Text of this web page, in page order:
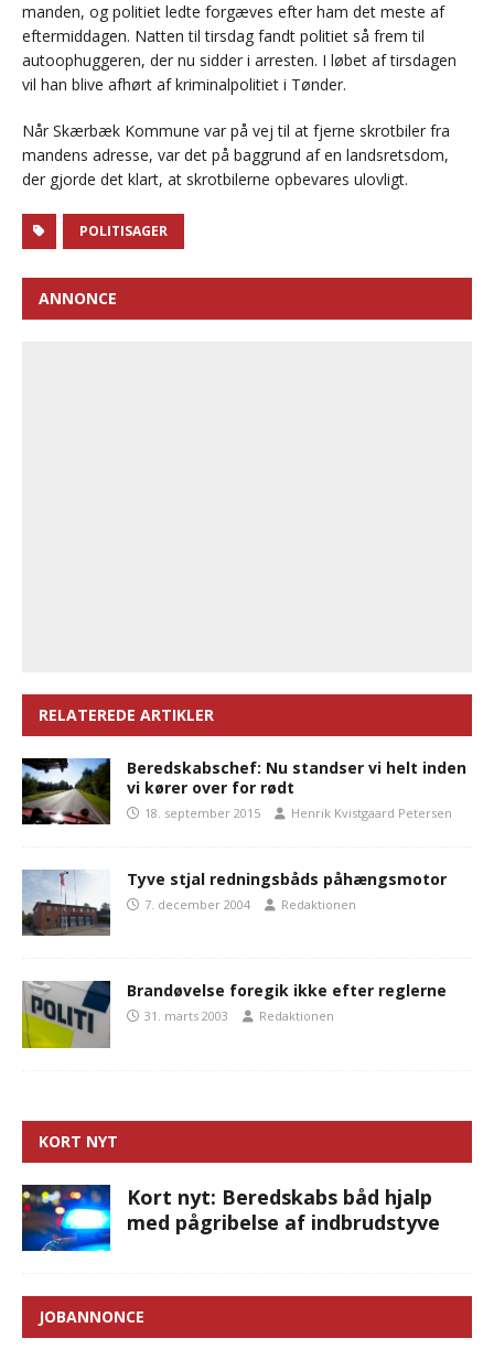
manden, og politiet ledte forgæves efter ham det meste af
eftermiddagen. Natten til tirsdag fandt politiet så frem til
autoophuggeren, der nu sidder i arresten. I løbet af tirsdagen
vil han blive afhørt af kriminalpolitiet i Tønder.
Når Skærbæk Kommune var på vej til at fjerne skrotbiler fra
mandens adresse, var det på baggrund af en landsretsdom,
der gjorde det klart, at skrotbilerne opbevares ulovligt.
POLITISAGER
ANNONCE
RELATEREDE ARTIKLER
Beredskabschef: Nu standser vi helt inden
vi kører over for rødt
18. september 2015 Henrik Kvistgaard Petersen
Tyve stjal redningsbåds påhængsmotor
7. december 2004 Redaktionen
Brandøvelse foregik ikke efter reglerne
31. marts 2003 Redaktionen
KORT NYT
Kort nyt: Beredskabs båd hjalp
med pågribelse af indbrudstyve
JOBANNONCE